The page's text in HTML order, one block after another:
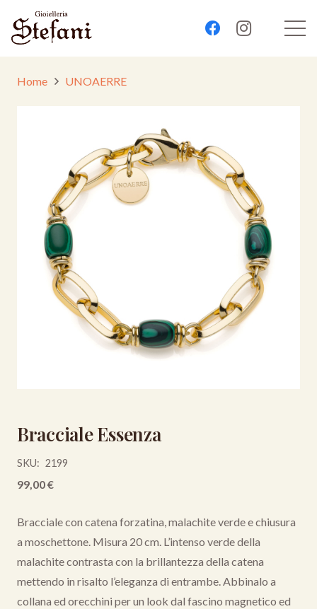
Home UNOAERRE
Bracciale Essenza
SKU: 2199
99,00€
Bracciale con catena forzatina, malachite verde e chiusura
a moschettone. Misura 20 cm. L’intenso verde della
malachite contrasta con la brillantezza della catena
mettendo in risalto l’eleganza di entrambe. Abbinalo a
collana ed orecchini per un look dal fascino magnetico ed